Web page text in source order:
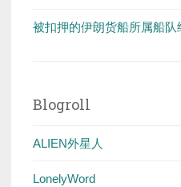
被扣押的伊朗货船所属船队
Blogroll
ALIEN外星人
LonelyWord